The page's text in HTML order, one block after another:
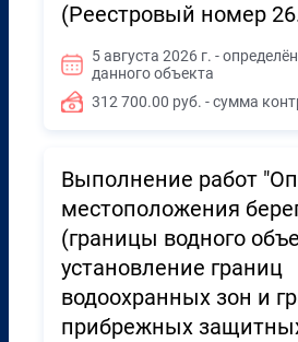
(Реестровый номер
5 августа 2026 г. -
данного объекта
312 700.00 руб. - сумма
Выполнение работ
местоположения
(границы водного
установление границ
водоохранных зон и
прибрежных